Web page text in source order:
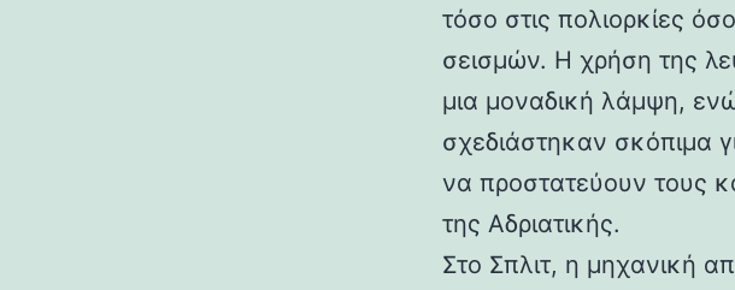
τόσο στις πολιορκίες
σεισμών. Η χρήση της
μια μοναδική λάμψη, ενώ
σχεδιάστηκαν σκόπιμα
να προστατεύουν τους
της Αδριατικής.
Στο Σπλιτ, η μηχανική